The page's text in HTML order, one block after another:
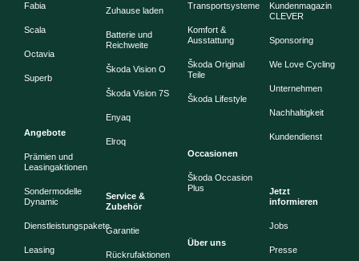
Fabia
Scala
Octavia
Superb
Angebote
Prämien und
Leasingaktionen
Sondermodelle
Dynamic
Dienstleistungspakete
Leasing
Zuhause laden
Batterie und
Reichweite
Škoda Vision O
Škoda Vision 7S
Enyaq
Elroq
Service &
Zubehör
Garantie
Rückrufaktionen
Transportsysteme
Komfort &
Ausstattung
Škoda Original
Teile
Škoda Lifestyle
Occasionen
Škoda Occasion
Plus
Über uns
Kundenmagazin
CLEVER
Sponsoring
We Love Cycling
Unternehmen
Nachhaltigkeit
Kundendienst
Jetzt
informieren
Jobs
Presse